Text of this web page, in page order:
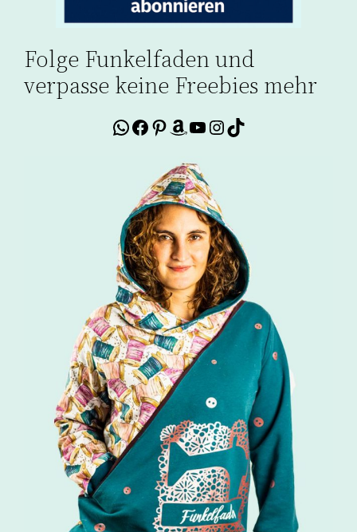
Folge Funkelfaden und
verpasse keine Freebies mehr
WhatsApp
Facebook
Pinterest
Amazon
YouTube
Instagram
TikTok